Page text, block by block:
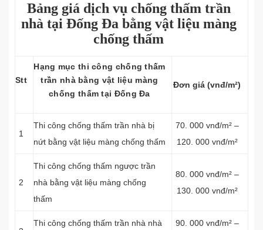
Bảng giá dịch vụ chống thấm trần
nhà tại Đống Đa bằng vật liệu màng
chống thấm
Stt
Hạng mục thi công chống thấm
trần nhà bằng vật liệu màng
chống thấm tại Đống Đa
Đơn giá (vnđ/m²)
1
Thi công chống thấm trần nhà bị
nứt bằng vật liệu màng chống thấm
70. 000 vnđ/m² –
120. 000 vnđ/m²
2
Thi công chống thấm ngược trần
nhà bằng vật liệu màng chống
thấm
80. 000 vnđ/m² –
130. 000 vnđ/m²
Thi công chống thấm trần nhà nhà
90. 000 vnđ/m² –